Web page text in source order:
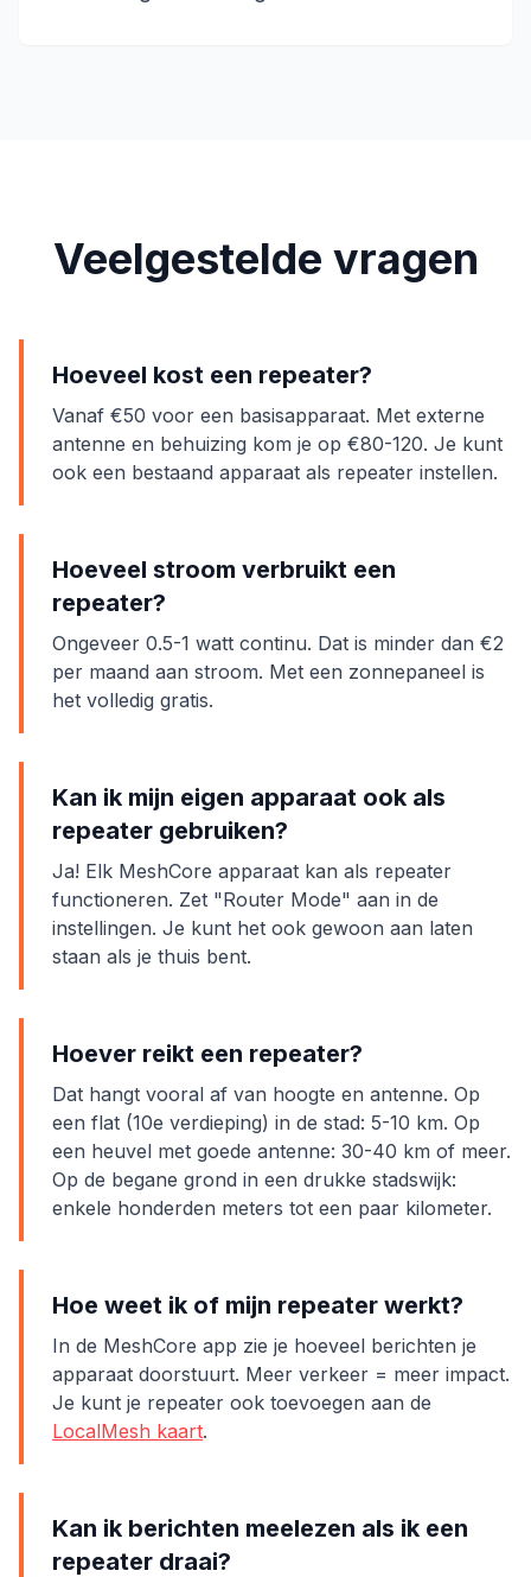
Veelgestelde vragen
Hoeveel kost een repeater?
Vanaf €50 voor een basisapparaat. Met externe
antenne en behuizing kom je op €80-120. Je kunt
ook een bestaand apparaat als repeater instellen.
Hoeveel stroom verbruikt een
repeater?
Ongeveer 0.5-1 watt continu. Dat is minder dan €2
per maand aan stroom. Met een zonnepaneel is
het volledig gratis.
Kan ik mijn eigen apparaat ook als
repeater gebruiken?
Ja! Elk MeshCore apparaat kan als repeater
functioneren. Zet "Router Mode" aan in de
instellingen. Je kunt het ook gewoon aan laten
staan als je thuis bent.
Hoever reikt een repeater?
Dat hangt vooral af van hoogte en antenne. Op
een flat (10e verdieping) in de stad: 5-10 km. Op
een heuvel met goede antenne: 30-40 km of meer.
Op de begane grond in een drukke stadswijk:
enkele honderden meters tot een paar kilometer.
Hoe weet ik of mijn repeater werkt?
In de MeshCore app zie je hoeveel berichten je
apparaat doorstuurt. Meer verkeer = meer impact.
Je kunt je repeater ook toevoegen aan de
LocalMesh kaart.
Kan ik berichten meelezen als ik een
repeater draai?